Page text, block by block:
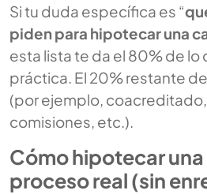
Si tu duda específica es “
piden para hipotecar una
esta lista te da el 80% de lo
práctica. El 20% restante
(por ejemplo, coacreditado,
comisiones, etc.).
Cómo hipotecar
proceso real (sin